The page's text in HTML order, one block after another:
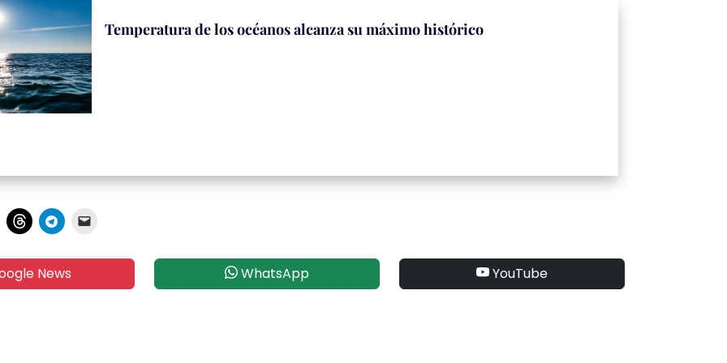
Temperatura de los océanos alcanza su máximo histórico
News WhatsApp YouTube